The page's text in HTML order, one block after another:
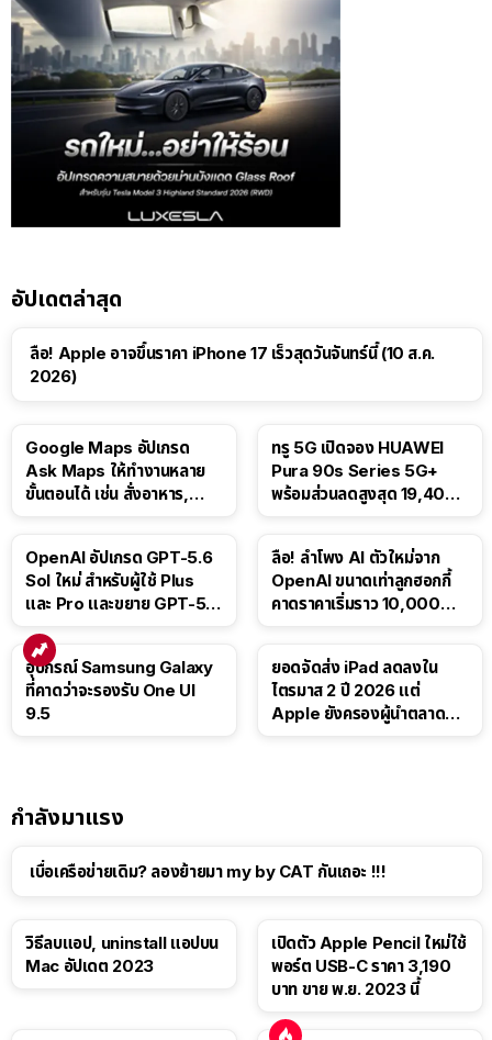
อัปเดตล่าสุด
ลือ! Apple อาจขึ้นราคา iPhone 17 เร็วสุดวันจันทร์นี้ (10 ส.ค.
2026)
Google Maps อัปเกรด
Ask Maps ให้ทำงานหลาย
ขั้นตอนได้ เช่น สั่งอาหาร,
ทรู 5G เปิดจอง HUAWEI
Pura 90s Series 5G+
พร้อมส่วนลดสูงสุด 19,400
OpenAI อัปเกรด GPT-5.6
Sol ใหม่ สำหรับผู้ใช้ Plus
และ Pro และขยาย GPT-5.6
ลือ! ลำโพง AI ตัวใหม่จาก
OpenAI ขนาดเท่าลูกฮอกกี้
คาดราคาเริ่มราว 10,000
อุปกรณ์ Samsung Galaxy
ที่คาดว่าจะรองรับ One UI
9.5
ยอดจัดส่ง iPad ลดลงใน
ไตรมาส 2 ปี 2026 แต่
Apple ยังครองผู้นำตลาด
กำลังมาแรง
เบื่อเครือข่ายเดิม? ลองย้ายมา my by CAT กันเถอะ !!!
วิธีลบแอป, uninstall แอปบน
Mac อัปเดต 2023
เปิดตัว Apple Pencil ใหม่ใช้
พอร์ต USB-C ราคา 3,190
บาท ขาย พ.ย. 2023 นี้